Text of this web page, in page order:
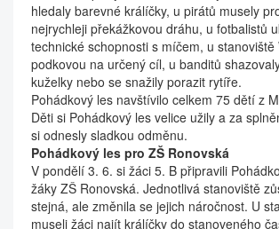
hledaly barevné králíčky, u pirátů musely
nejrychleji překážkovou dráhu, u fotbalistů
technické schopnosti s míčem, u
podkovou na určený cíl, u banditů
kuželky nebo se snažily porazit rytíře.
Pohádkový les navštívilo celkem 75 dětí z
Děti si Pohádkový les velice užily a za
si odnesly sladkou odměnu.
Pohádkový les pro ZŠ Ronovská
V pondělí 3. 6. si žáci 5. B připravili
žáky ZŠ Ronovská. Jednotlivá stanoviště
stejná, ale změnila se jejich náročnost. U
museli žáci najít králíčky do stanoveného